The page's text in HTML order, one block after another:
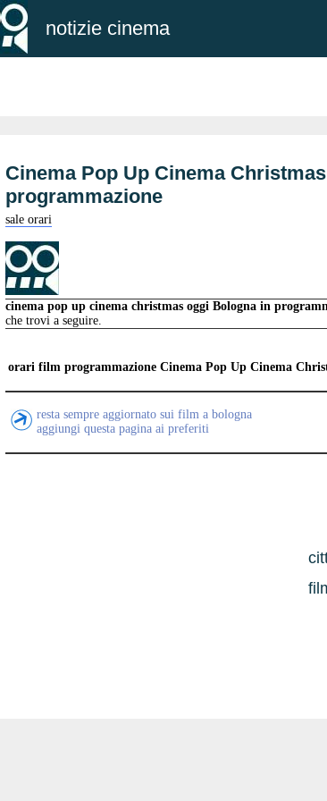
notizie cinema
Cinema Pop Up Cinema Christmas
programmazione
sale orari
cinema pop up cinema christmas oggi Bologna in
che trovi a seguire.
orari film programmazione Cinema Pop Up Cinema
resta sempre aggiornato sui film a bologna
aggiungi questa pagina ai preferiti